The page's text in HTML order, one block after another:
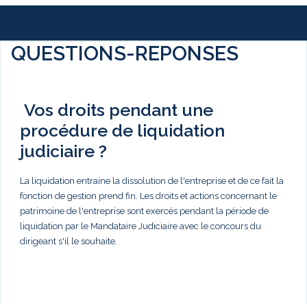
QUESTIONS-REPONSES
Vos droits pendant une
procédure de liquidation
judiciaire ?
La liquidation entraine la dissolution de l'entreprise et de ce fait la
fonction de gestion prend fin. Les droits et actions concernant le
patrimoine de l'entreprise sont exercés pendant la période de
liquidation par le Mandataire Judiciaire avec le concours du
dirigeant s'il le souhaite.